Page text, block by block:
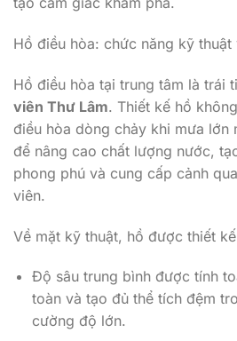
Hồ điều hòa: chức năng kỹ thuật
Hồ điều hòa tại trung tâm là trái
viên Thư Lâm. Thiết kế hồ
điều hòa dòng chảy khi mưa lớn
để nâng cao chất lượng nước,
phong phú và cung cấp cảnh
viên.
Về mặt kỹ thuật, hồ được thiết
Độ sâu trung bình được tính
toàn và tạo đủ thể tích đệm
cường độ lớn.